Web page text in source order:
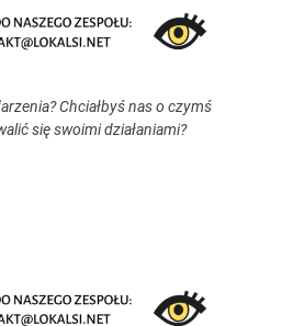
Chciałbyś nas o czymś
się swoimi działaniami?